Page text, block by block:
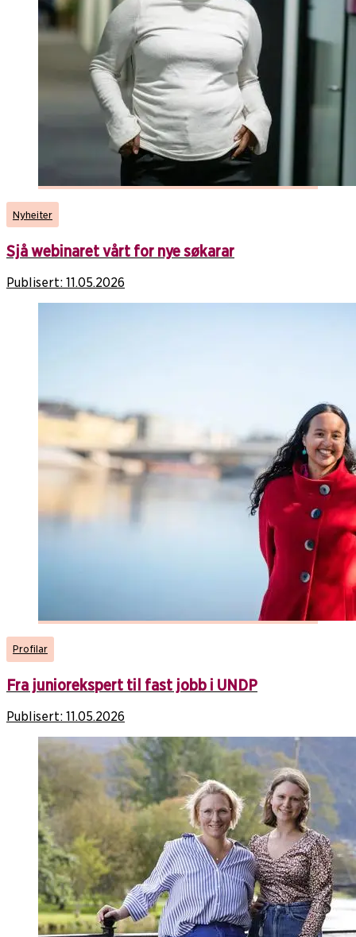
Nyheiter
Sjå webinaret vårt for nye søkarar
Publisert: 11.05.2026
Profilar
Fra juniorekspert til fast jobb i UNDP
Publisert: 11.05.2026